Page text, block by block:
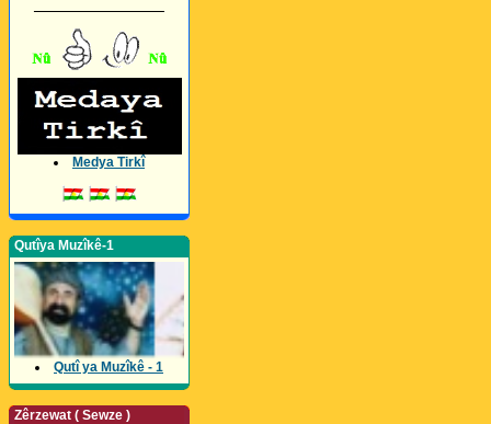
Medya Tirkî
Qutîya Muzîkê-1
Qutî ya Muzîkê - 1
Zêrzewat ( Sewze )